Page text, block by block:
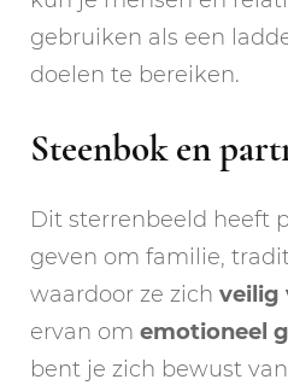
gebruiken als een
doelen te bereiken.
Steenbok en
Dit sterrenbeeld heeft
geven om familie,
waardoor ze zich veilig
ervan om emotioneel
bent je zich bewust